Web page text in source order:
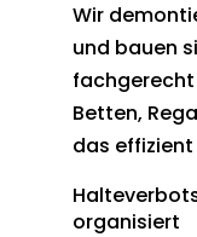
Wir
und bauen
fachgerecht
Betten,
das
organisiert